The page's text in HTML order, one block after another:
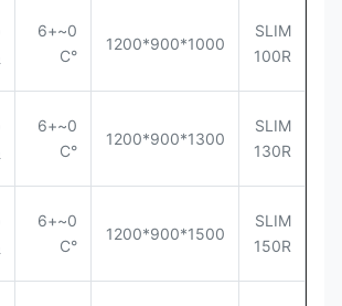
SLIM
100R
1000*900*1200
0~+6
°C
SLIM
130R
1300*900*1200
0~+6
°C
SLIM
150R
1500*900*1200
0~+6
°C